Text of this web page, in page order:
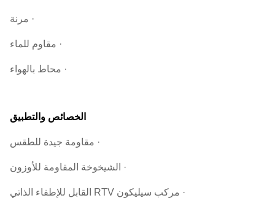
· مرنة
· مقاوم للماء
· محاط بالهواء
الخصائص والتطبيق
· مقاومة جيدة للطقس
· الشيخوخة المقاومة للأوزون
· مركب سيليكون RTV القابل للإطفاء الذاتي